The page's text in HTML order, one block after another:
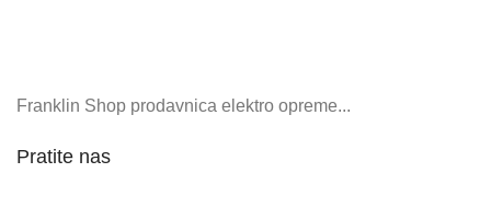
Franklin Shop prodavnica elektro opreme...
Pratite nas